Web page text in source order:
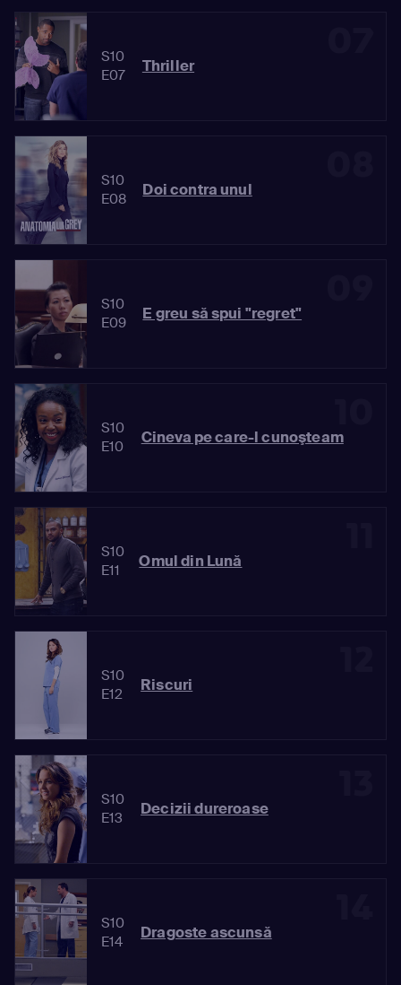
S10
E07
Thriller
S10
E08
Doi contra unul
S10
E09
E greu să spui "regret"
S10
E10
Cineva pe care-l cunoşteam
S10
E11
Omul din Lună
S10
E12
Riscuri
S10
E13
Decizii dureroase
S10
E14
Dragoste ascunsă